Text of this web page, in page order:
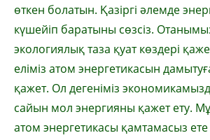
өткен болатын. Қазіргі әлемде
күшейіп баратыны сөзсіз.
экологиялық таза қуат көздері
еліміз атом энергетикасын
қажет. Ол дегеніміз
сайын мол энергияны қажет ету.
атом энергетикасы қамтамасыз